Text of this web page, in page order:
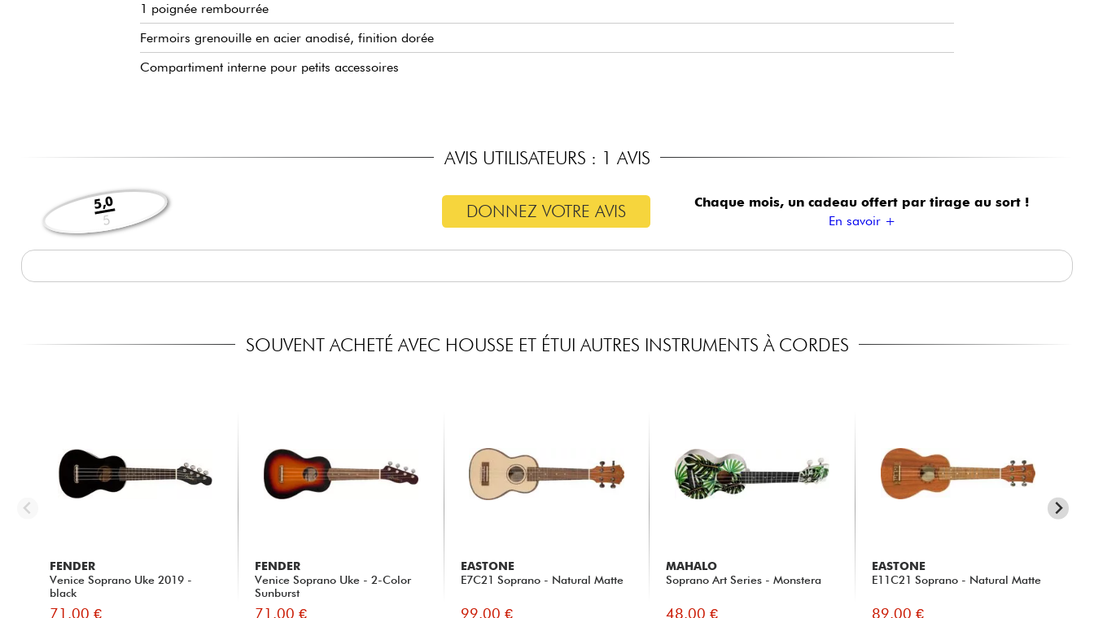
1 poignée rembourrée
Fermoirs grenouille en acier anodisé, finition dorée
Compartiment interne pour petits accessoires
AVIS UTILISATEURS : 1 AVIS
5,0
5 DONNEZ VOTRE AVIS Chaque mois, un cadeau offert par tirage au sort !
En savoir +
SOUVENT ACHETÉ AVEC HOUSSE ET ÉTUI AUTRES INSTRUMENTS À CORDES
FENDER
Venice Soprano Uke 2019 -
black
71.00 €
FENDER
Venice Soprano Uke - 2-Color
Sunburst
71.00 €
EASTONE
E7C21 Soprano - Natural Matte
99.00 €
MAHALO
Soprano Art Series - Monstera
48.00 €
EASTONE
E11C21 Soprano - Natural Matte
89.00 €